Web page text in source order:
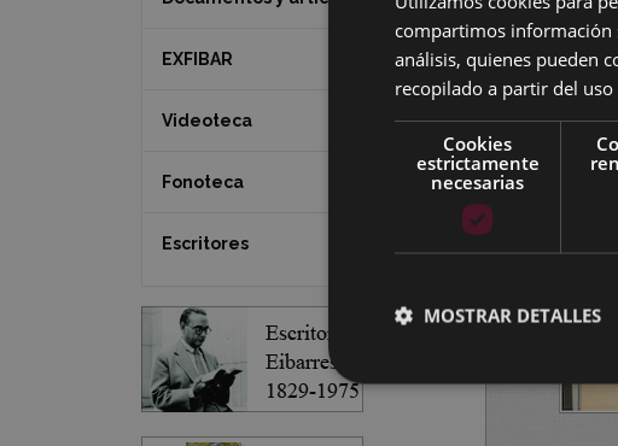
EXFIBAR
Videoteca
Fonoteca
Escritores
compartimos información
análisis, quienes pueden
recopilado a partir del uso
Cookies
estrictamente
necesarias
MOSTRAR DETALLES